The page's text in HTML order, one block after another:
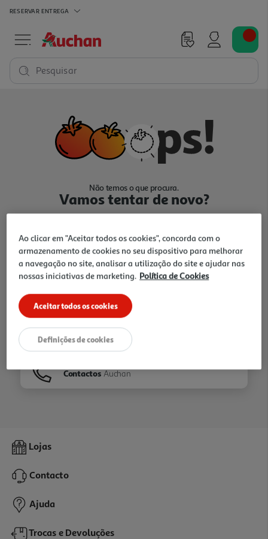
RESERVAR ENTREGA
Pesquisar
Não temos o que procura.
Vamos tentar de novo?
Ir para Homepage
Folhetos
Contactos Auchan
Lojas
Contacto
Ajuda
Trocas e Devoluções
Ao clicar em "Aceitar todos os cookies", concorda com o
armazenamento de cookies no seu dispositivo para melhorar
a navegação no site, analisar a utilização do site e ajudar nas
nossas iniciativas de marketing. Política de Cookies
Aceitar todos os cookies
Definições de cookies